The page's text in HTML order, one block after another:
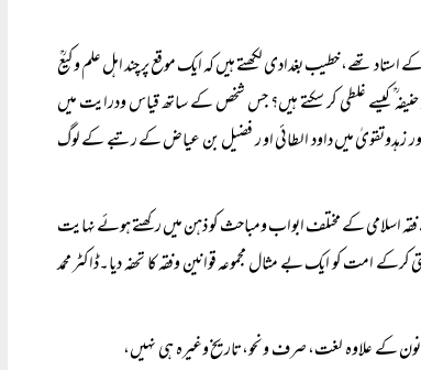
استاد تھے، خطیب بغدادی لکھتے ہیں کہ ایک موقع پر چند اہل علم وکیعؒ
حنیفہ ؒ کیسے غلطی کر سکتے ہیں؟ جس شخص کے ساتھ قیاس ودرایت میں
میں داود الطائی او ر فضیل بن عیاض کے رتبے کے لوگ
فقہ اسلامی کے مختلف ابواب ومباحث کو ذہن میں رکھتے ہوئے نہایت
امت کو ایک بے مثال مجموعہ قوانین وفقہ کا تحفہ دیا۔ڈاکٹر محمد
کے علاوہ لغت، صرف ونحو،تاریخ وغیرہ ہی نہیں،